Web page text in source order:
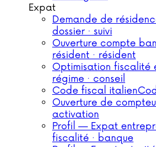
Expat
Demande de
dossier · suivi
Ouverture compte
résident · résident
Optimisation fiscalité
régime · conseil
Code fiscal italien
Ouverture de
activation
Profil — Expat
fiscalité · banque